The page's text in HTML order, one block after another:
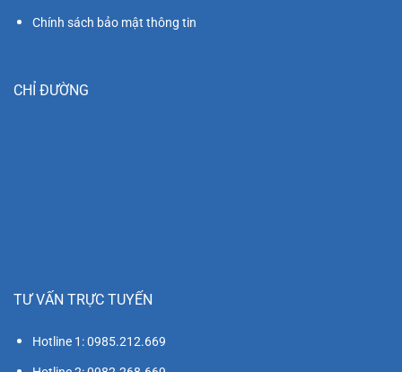
Chính sách bảo mật thông tin
CHỈ ĐƯỜNG
TƯ VẤN TRỰC TUYẾN
Hotline 1: 0985.212.669